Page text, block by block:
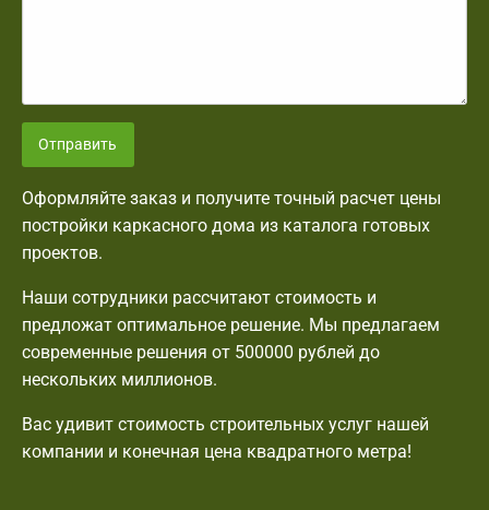
Отправить
Оформляйте заказ и получите точный расчет цены
постройки каркасного дома из каталога готовых
проектов.
Наши сотрудники рассчитают стоимость и
предложат оптимальное решение. Мы предлагаем
современные решения от 500000 рублей до
нескольких миллионов.
Вас удивит стоимость строительных услуг нашей
компании и конечная цена квадратного метра!